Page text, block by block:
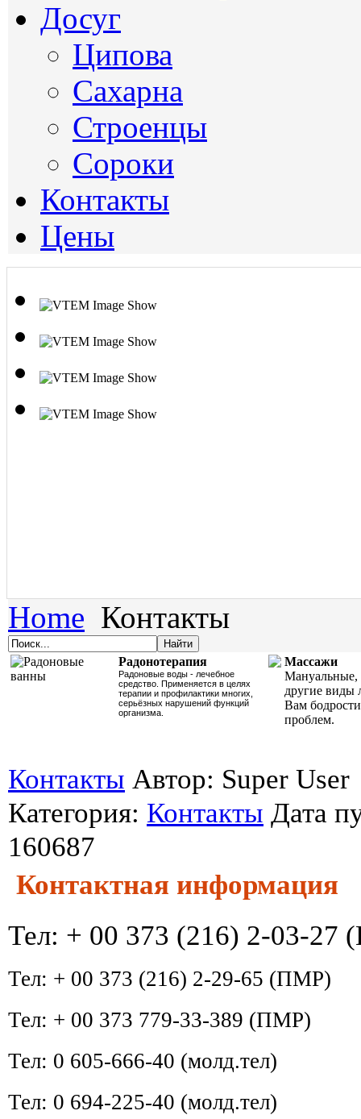
Досуг
Ципова
Сахарна
Строенцы
Сороки
Контакты
Цены
Home Контакты
Радонотерапия
Радоновые воды - лечебное
средство. Применяется в целях
терапии и профилактики многих,
серьёзных нарушений функций
организма.
Массажи
Мануальные,
другие виды
Вам
проблем.
Контакты Автор: Super User
Категория: Контакты Дата
160687
Контактная информация
Тел: + 00 373 (216) 2-03-27
Тел: + 00 373 (216) 2-29-65 (ПМР)
Тел: + 00 373 779-33-389 (ПМР)
Тел: 0 605-666-40 (молд.тел)
Тел: 0 694-225-40 (молд.тел)